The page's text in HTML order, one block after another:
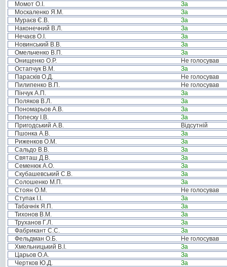
Момот О.І.
За
Москаленко Я.М.
За
Мураєв Є.В.
За
Наконечний В.Л.
За
Нечаєв О.І.
За
Новинський В.В.
За
Омельченко В.П.
За
Онищенко О.Р.
Не голосував
Остапчук В.М.
За
Парасків О.Д.
Не голосував
Пилипенко В.П.
Не голосував
Пінчук А.П.
За
Поляков В.Л.
За
Пономарьов А.В.
За
Попеску І.В.
За
Пригодський А.В.
Відсутній
Пшонка А.В.
За
Риженков О.М.
За
Сальдо В.В.
За
Святаш Д.В.
За
Семенюк А.О.
За
Скубашевський С.В.
За
Солошенко М.П.
За
Стоян О.М.
Не голосував
Ступак І.І.
За
Табачнік Я.П.
За
Тихонов В.М.
За
Труханов Г.Л.
За
Фабрикант С.С.
За
Фельдман О.Б.
Не голосував
Хмельницький В.І.
За
Царьов О.А.
За
Чертков Ю.Д.
За